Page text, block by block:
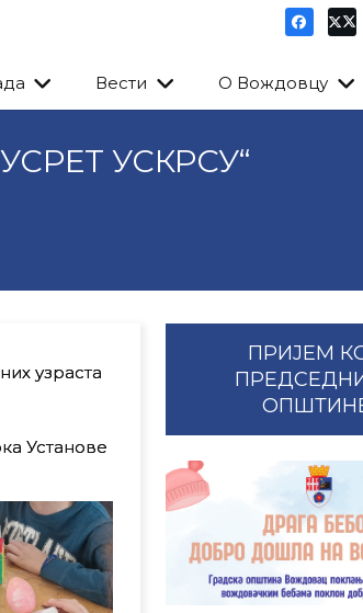
Вести О Вождовцу
УСКРСУ“
узраста
Установе
ПРИЈЕМ